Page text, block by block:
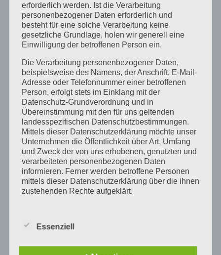
Spezialbehandlungen
Januar Aktion
Weihnachten / Neujahr 2018/2019
Wimpernverlängerung Kennenlernaktion
Neueste Kommentare
Archiv
November 2019
Januar 2019
Dezember 2018
November 2018
September 2018
Mai 2018
erforderlich werden. Ist die Verarbeitung
personenbezogener Daten erforderlich und
besteht für eine solche Verarbeitung keine
gesetzliche Grundlage, holen wir generell eine
Einwilligung der betroffenen Person ein.
Die Verarbeitung personenbezogener Daten,
beispielsweise des Namens, der Anschrift, E-Mail-
Adresse oder Telefonnummer einer betroffenen
Person, erfolgt stets im Einklang mit der
Datenschutz-Grundverordnung und in
Übereinstimmung mit den für uns geltenden
landesspezifischen Datenschutzbestimmungen.
Mittels dieser Datenschutzerklärung möchte unser
Unternehmen die Öffentlichkeit über Art, Umfang
und Zweck der von uns erhobenen, genutzten und
verarbeiteten personenbezogenen Daten
informieren. Ferner werden betroffene Personen
mittels dieser Datenschutzerklärung über die ihnen
zustehenden Rechte aufgeklärt.
Maßnahmen umgesetzt, um einen möglichst
verarbeiteten personenbezogenen Daten
Essenziell